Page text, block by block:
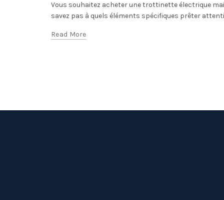
Vous souhaitez acheter une trottinette électrique
savez pas à quels éléments spécifiques prêter
Read More